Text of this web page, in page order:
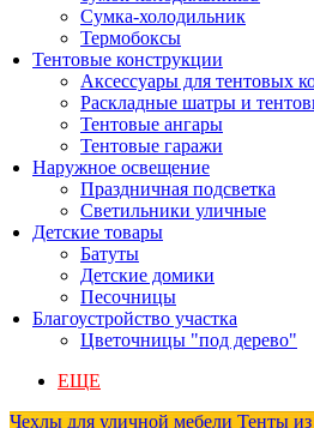
Сумка-холодильник
Термобоксы
Тентовые конструкции
Аксессуары для тентовых
Раскладные шатры и
Тентовые ангары
Тентовые гаражи
Наружное освещение
Праздничная подсветка
Светильники уличные
Детские товары
Батуты
Детские домики
Песочницы
Благоустройство участка
Цветочницы "под дерево"
ЕЩЕ
Чехлы для уличной мебели Тенты